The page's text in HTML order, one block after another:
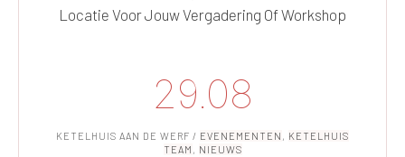
Locatie Voor Jouw Vergadering Of Workshop
29.08
KETELHUIS AAN DE WERF / EVENEMENTEN , KETELHUIS
TEAM , NIEUWS